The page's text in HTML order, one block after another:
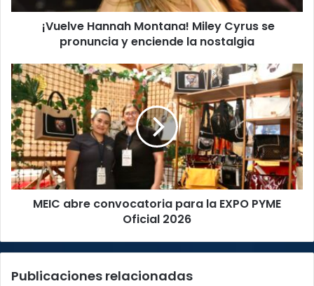
enciende
¡Vuelve Hannah Montana! Miley Cyrus se
pronuncia y enciende la nostalgia
MEIC
abre
convocatoria
para
la
EXPO
PYME
Oficial
2026
MEIC abre convocatoria para la EXPO PYME
Oficial 2026
Publicaciones relacionadas